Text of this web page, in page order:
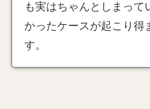
も実はちゃんとしまって
かったケースが起こり得
す。